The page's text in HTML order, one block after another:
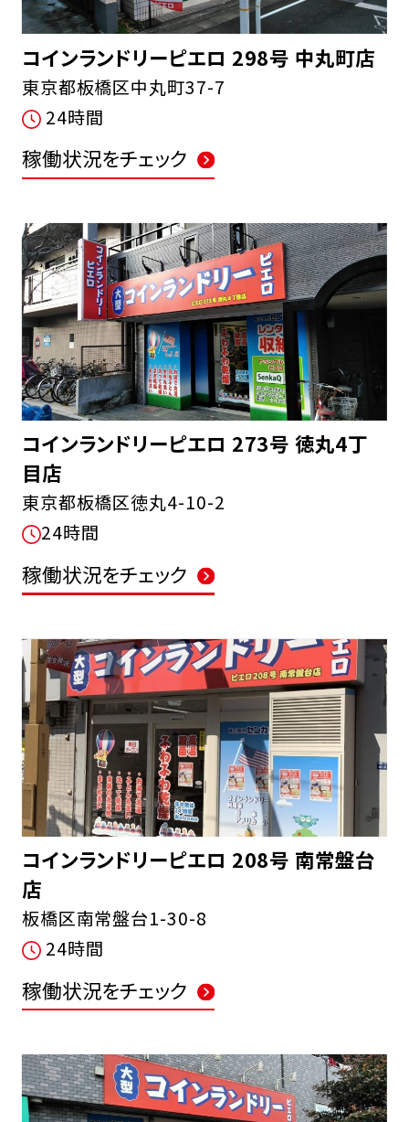
コインランドリーピエロ 298号 中丸町店
東京都板橋区中丸町37-7
24時間
稼働状況をチェック
コインランドリーピエロ 273号 徳丸4丁
目店
東京都板橋区徳丸4-10-2
24時間
稼働状況をチェック
コインランドリーピエロ 208号 南常盤台
店
板橋区南常盤台1-30-8
24時間
稼働状況をチェック